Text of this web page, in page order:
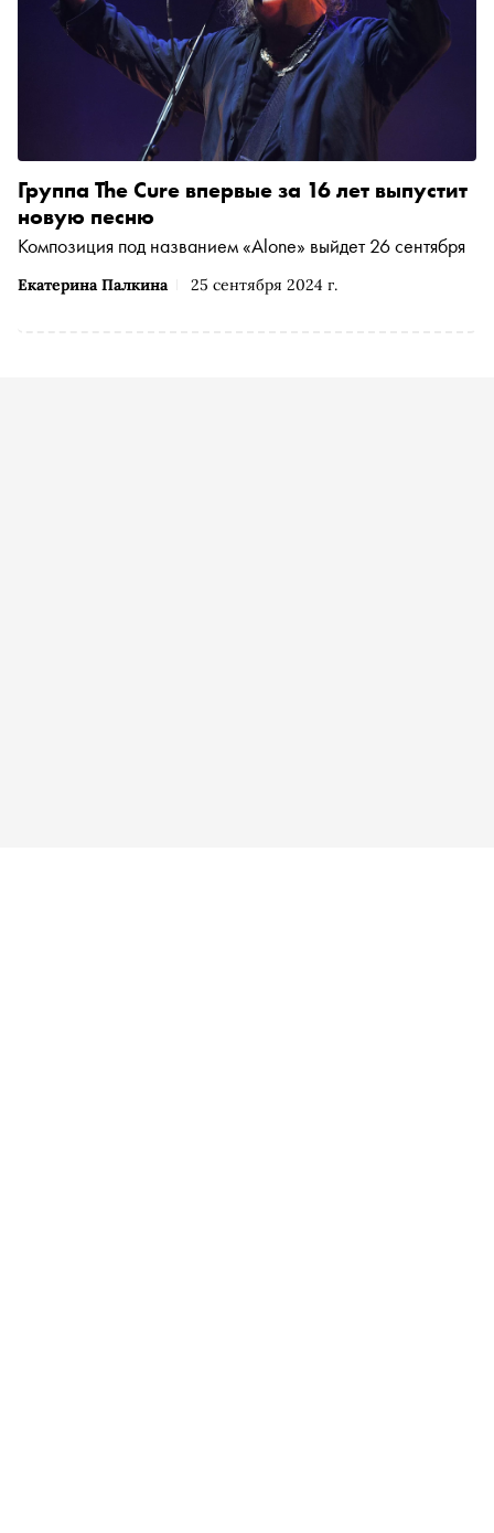
Екатерина Палкина 25 сентября 2024 г.
Группа The Cure впервые за 16 лет выпустит
новую песню
Композиция под названием «Alone» выйдет 26 сентября